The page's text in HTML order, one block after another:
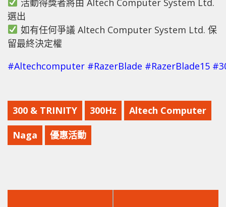
選出
如有任何爭議 Altech Computer System Ltd. 保
留最終決定權
#Altechcomputer #RazerBlade #RazerBlade15 #
300 & TRINITY 300Hz Altech Computer
Naga 優惠活動